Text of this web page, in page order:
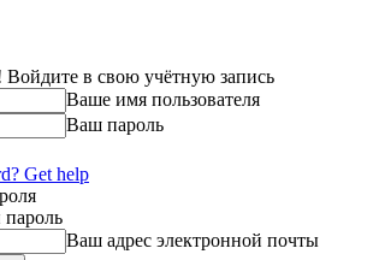
Войдите в свою учётную запись
Ваше имя пользователя
Ваш пароль
Get help
пароль
Ваш адрес электронной почты